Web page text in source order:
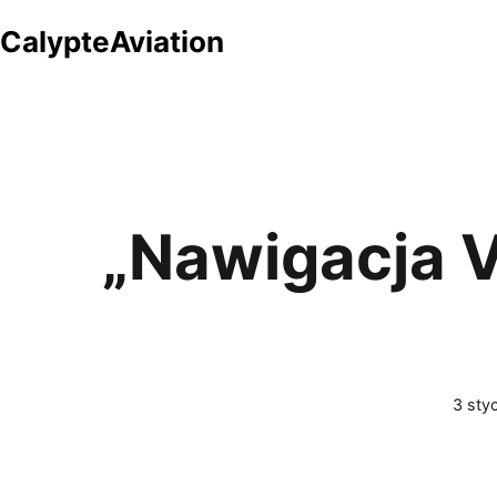
do
CalypteAviation
„Nawigacja
3